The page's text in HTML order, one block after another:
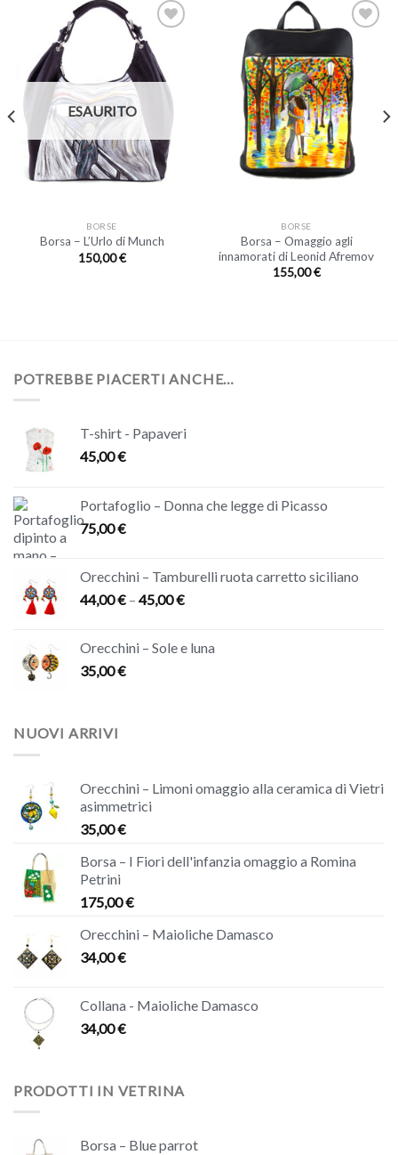
ESAURITO
BORSE
Borsa – L’Urlo di Munch
150,00€
BORSE
Borsa – Omaggio agli
innamorati di Leonid Afremov
155,00€
POTREBBE PIACERTI ANCHE…
T-shirt - Papaveri
45,00€
Portafoglio – Donna che legge di Picasso
75,00€
Orecchini – Tamburelli ruota carretto siciliano
44,00€ – 45,00€
Orecchini – Sole e luna
35,00€
NUOVI ARRIVI
Orecchini – Limoni omaggio alla ceramica di Vietri
asimmetrici
35,00€
Borsa – I Fiori dell'infanzia omaggio a Romina
Petrini
175,00€
Orecchini – Maioliche Damasco
34,00€
Collana - Maioliche Damasco
34,00€
PRODOTTI IN VETRINA
Borsa – Blue parrot